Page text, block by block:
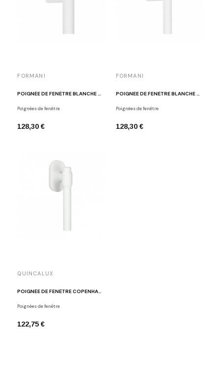
FORMANI
POIGNÉE DE FENÊTRE BLANCHE PBL20-DK BM
Poignées de fenêtre
128,30 €
FORMANI
POIGNÉE DE FENÊTRE BLANCHE PBL15-DK BM
Poignées de fenêtre
128,30 €
QUINCALUX
POIGNÉE DE FENÊTRE COPENHAGEN BLANC TEXTURÉ
Poignées de fenêtre
122,75 €